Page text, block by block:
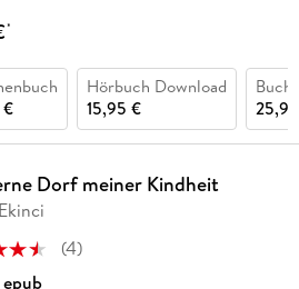
*
Hörbuch Download
15,95 €
Buch
Dorf meiner Kindheit
(4)